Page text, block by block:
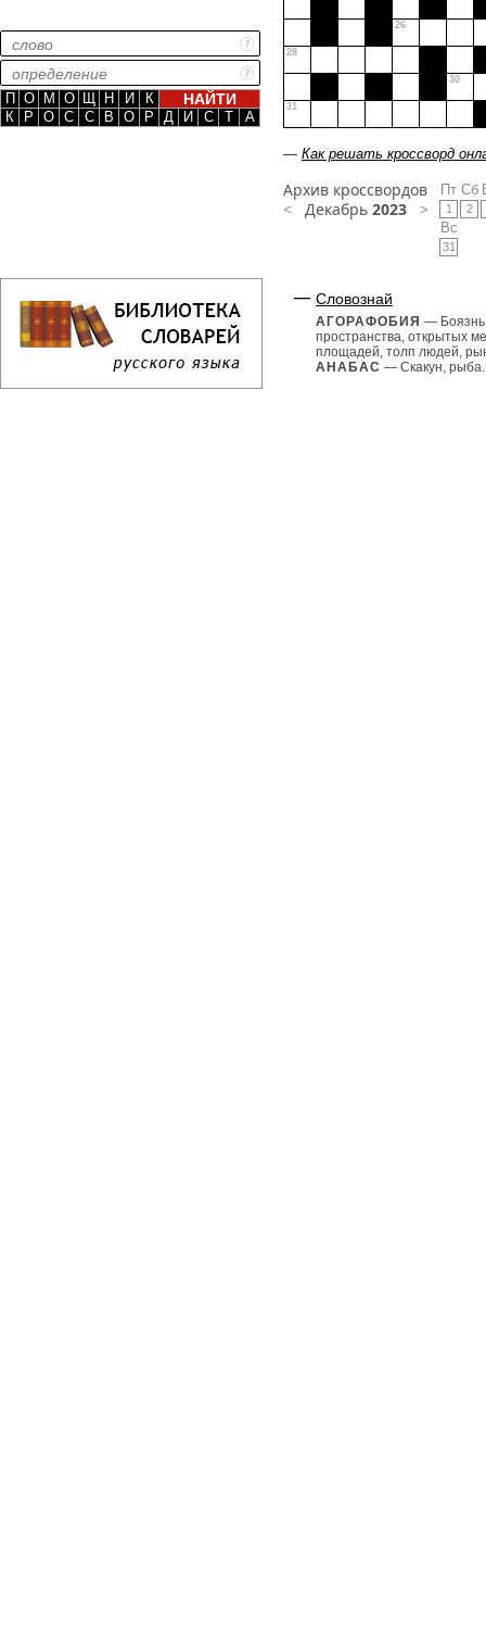
П О М О Щ Н И
К
К
Р О С С В О Р Д И С Т А
26
28
30
31
— Как решать кроссворд
Архив кроссвордов
< Декабрь 2023 >
Пт
1
Сб
2
Вс
31
Словознай
АГОРАФОБИЯ — Боязнь
пространства, открытых
площадей, толп людей,
АНАБАС — Скакун,